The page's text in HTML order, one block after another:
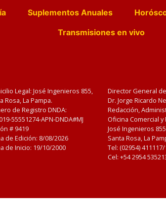
Suplementos Anuales
Transmisiones en vivo
Legal: José Ingenieros 855,
Rosa, La Pampa.
de Registro DNDA:
55551274-APN-DNDA#MJ
# 9419
de Edición: 8/08/2026
de Inicio: 19/10/2000
Director General
Dr. Jorge Ricardo
Redacción,
Oficina Comercial
José Ingenieros
Santa Rosa, La
Tel: (02954)
Cel: +54 2954